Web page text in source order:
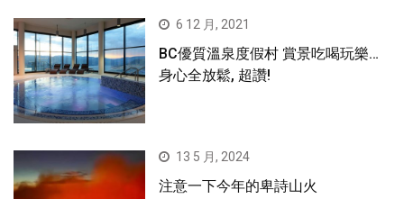
6 12 月, 2021
BC優質溫泉度假村 賞景吃喝玩樂…
身心全放鬆, 超讚!
13 5 月, 2024
注意一下今年的卑詩山火